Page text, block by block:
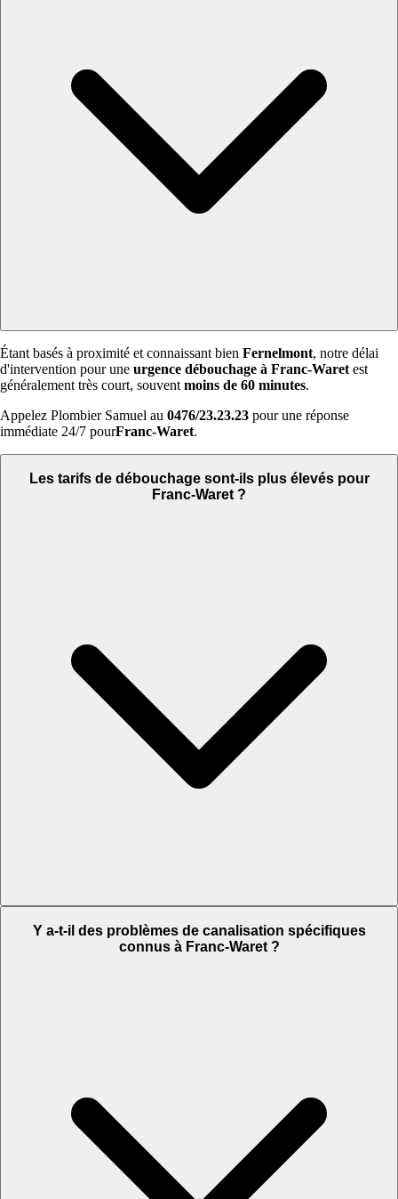
Étant basés à proximité et connaissant bien Fernelmont, notre délai
d'intervention pour une urgence débouchage à Franc-Waret est
généralement très court, souvent moins de 60 minutes.
Appelez Plombier Samuel au 0476/23.23.23 pour une réponse
immédiate 24/7 pourFranc-Waret.
Les tarifs de débouchage sont-ils plus élevés pour
Franc-Waret ?
Y a-t-il des problèmes de canalisation spécifiques
connus à Franc-Waret ?